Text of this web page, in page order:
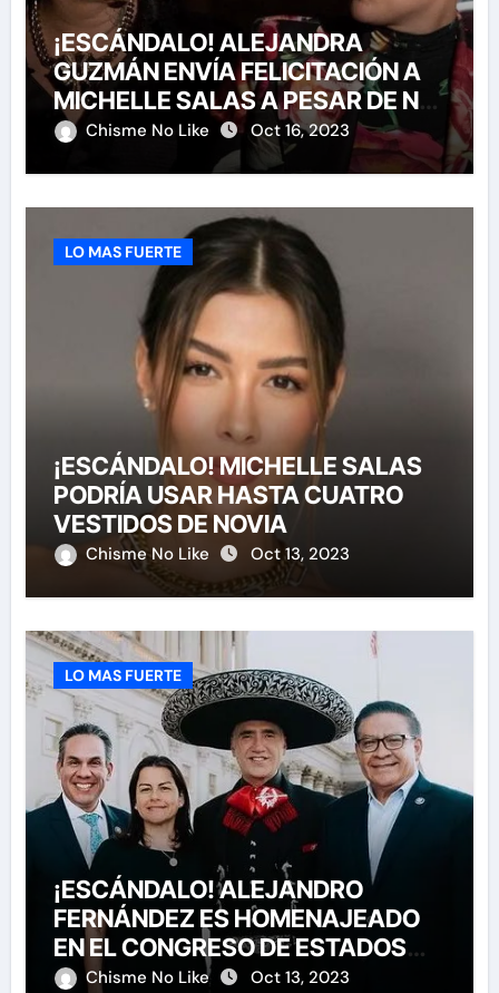
¡ESCÁNDALO! ALEJANDRA
GUZMÁN ENVÍA FELICITACIÓN A
MICHELLE SALAS A PESAR DE NO
HABERLA INVITADO A SU BODA
Chisme No Like Oct 16, 2023
LO MAS FUERTE
¡ESCÁNDALO! MICHELLE SALAS
PODRÍA USAR HASTA CUATRO
VESTIDOS DE NOVIA
Chisme No Like Oct 13, 2023
LO MAS FUERTE
¡ESCÁNDALO! ALEJANDRO
FERNÁNDEZ ES HOMENAJEADO
EN EL CONGRESO DE ESTADOS
UNIDOS
Chisme No Like Oct 13, 2023